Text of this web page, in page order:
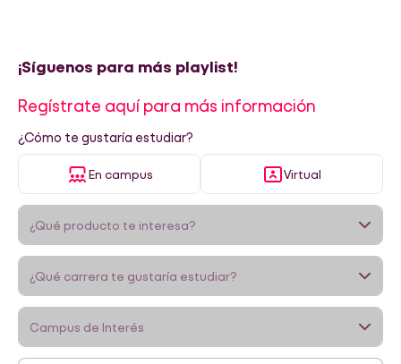
¡Síguenos para más playlist!
Regístrate aquí para más información
¿Cómo te gustaría estudiar?
En campus Virtual